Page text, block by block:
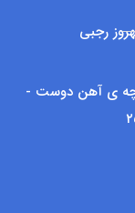
ی آهن دوست -